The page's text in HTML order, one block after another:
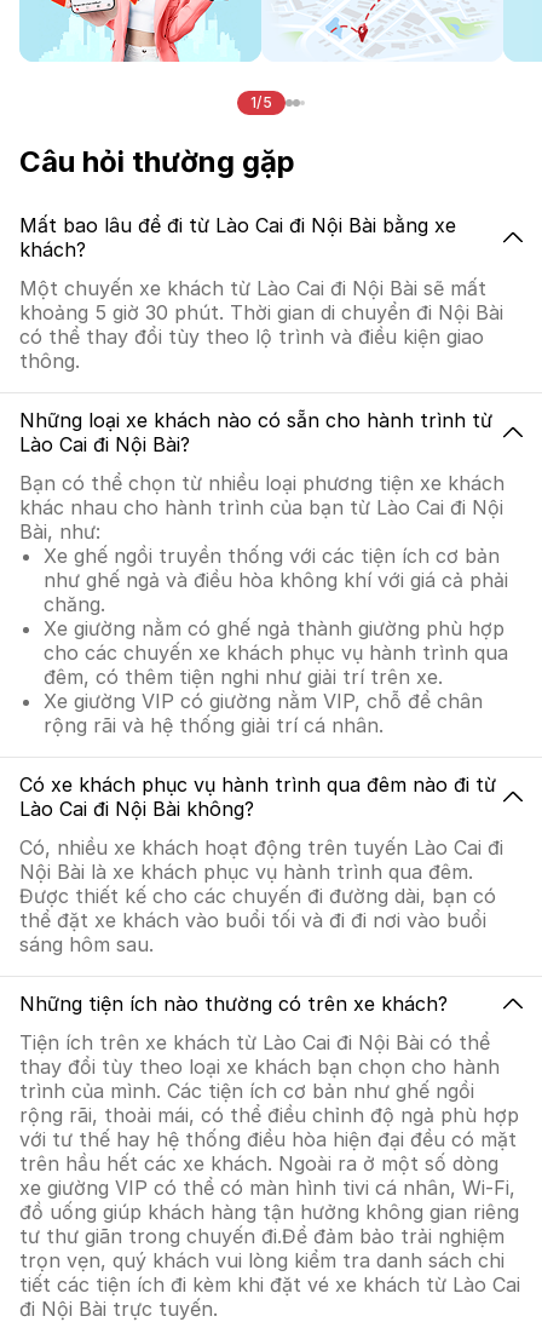
1/5
Câu hỏi thường gặp
Mất bao lâu để đi từ Lào Cai đi Nội Bài bằng xe
khách?
Một chuyến xe khách từ Lào Cai đi Nội Bài sẽ mất
khoảng 5 giờ 30 phút. Thời gian di chuyển đi Nội Bài
có thể thay đổi tùy theo lộ trình và điều kiện giao
thông.
Những loại xe khách nào có sẵn cho hành trình từ
Lào Cai đi Nội Bài?
Bạn có thể chọn từ nhiều loại phương tiện xe khách
khác nhau cho hành trình của bạn từ Lào Cai đi Nội
Bài, như:
Xe ghế ngồi truyền thống với các tiện ích cơ bản
như ghế ngả và điều hòa không khí với giá cả phải
chăng.
Xe giường nằm có ghế ngả thành giường phù hợp
cho các chuyến xe khách phục vụ hành trình qua
đêm, có thêm tiện nghi như giải trí trên xe.
Xe giường VIP có giường nằm VIP, chỗ để chân
rộng rãi và hệ thống giải trí cá nhân.
Có xe khách phục vụ hành trình qua đêm nào đi từ
Lào Cai đi Nội Bài không?
Có, nhiều xe khách hoạt động trên tuyến Lào Cai đi
Nội Bài là xe khách phục vụ hành trình qua đêm.
Được thiết kế cho các chuyến đi đường dài, bạn có
thể đặt xe khách vào buổi tối và đi đi nơi vào buổi
sáng hôm sau.
Những tiện ích nào thường có trên xe khách?
Tiện ích trên xe khách từ Lào Cai đi Nội Bài có thể
thay đổi tùy theo loại xe khách bạn chọn cho hành
trình của mình. Các tiện ích cơ bản như ghế ngồi
rộng rãi, thoải mái, có thể điều chỉnh độ ngả phù hợp
với tư thế hay hệ thống điều hòa hiện đại đều có mặt
trên hầu hết các xe khách. Ngoài ra ở một số dòng
xe giường VIP có thể có màn hình tivi cá nhân, Wi-Fi,
đồ uống giúp khách hàng tận hưởng không gian riêng
tư thư giãn trong chuyến đi.Để đảm bảo trải nghiệm
trọn vẹn, quý khách vui lòng kiểm tra danh sách chi
tiết các tiện ích đi kèm khi đặt vé xe khách từ Lào Cai
đi Nội Bài trực tuyến.